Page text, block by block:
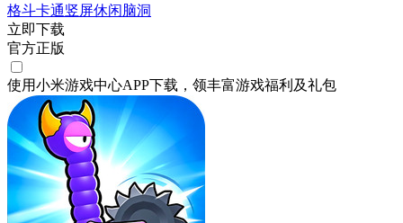
格斗卡通竖屏休闲脑洞
立即下载
官方正版
使用小米游戏中心APP下载 ，领丰富游戏福利 及礼包